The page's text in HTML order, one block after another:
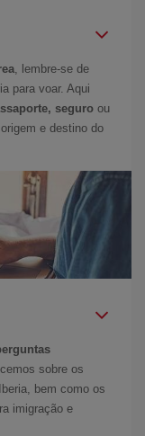
, lembre-se de
para voar. Aqui
seguro ou
e destino do
sobre os
bem como os
imigração e